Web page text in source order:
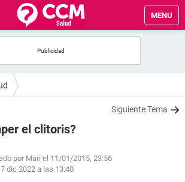
MENU
Siguiente Tema
el clitoris?
por Mari el 11/01/2015, 23:56
dic 2022 a las 13:40